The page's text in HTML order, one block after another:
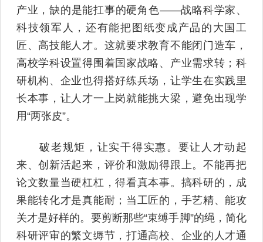
产业，缺的是能扛事的硬角色——战略科学家、
科技领军人，还有能把图纸变成产品的大国工
匠、高技能人才。这就要求教育不能闭门造车，
高校学科设置得围着国家战略、产业需求转；科
研机构、企业也得搭好练兵场，让学生在实践里
长本事，让人才一上岗就能挑大梁，避免出现学
用“两张皮”。
破老规矩，让实干得实惠。要让人才动起
来、创新活起来，评价和激励得跟上。不能再把
论文数量当硬杠杠，得看真本事。搞科研的，成
果能转化才是真能耐；当工匠的，手艺精、能攻
关才是好样的。要剪断那些“束缚手脚”的绳，简化
科研评审的繁文缛节，打通高校、企业的人才通